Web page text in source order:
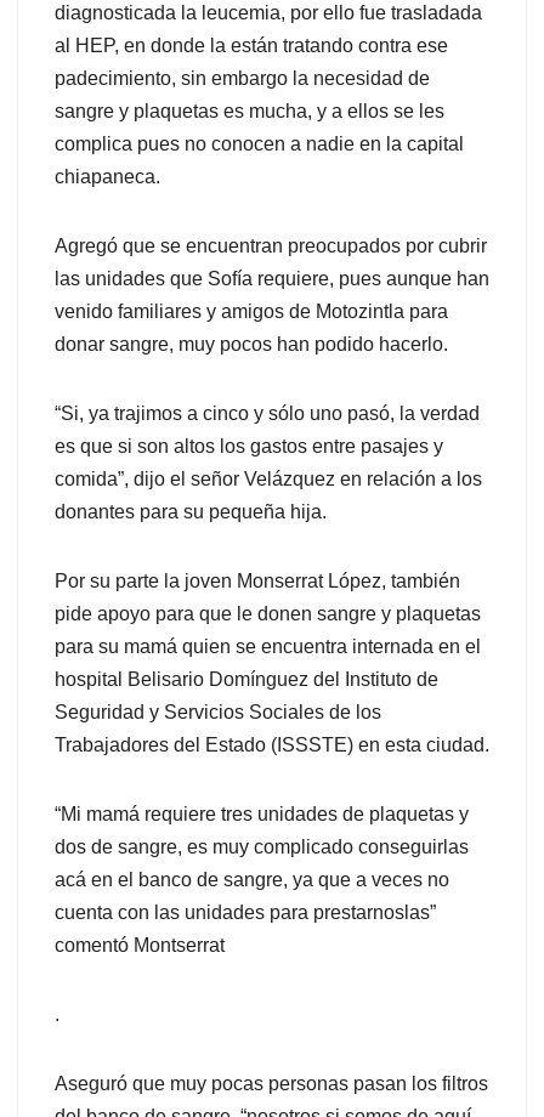
diagnosticada la leucemia, por ello fue trasladada
al HEP, en donde la están tratando contra ese
padecimiento, sin embargo la necesidad de
sangre y plaquetas es mucha, y a ellos se les
complica pues no conocen a nadie en la capital
chiapaneca.
Agregó que se encuentran preocupados por cubrir
las unidades que Sofía requiere, pues aunque han
venido familiares y amigos de Motozintla para
donar sangre, muy pocos han podido hacerlo.
“Si, ya trajimos a cinco y sólo uno pasó, la verdad
es que si son altos los gastos entre pasajes y
comida”, dijo el señor Velázquez en relación a los
donantes para su pequeña hija.
Por su parte la joven Monserrat López, también
pide apoyo para que le donen sangre y plaquetas
para su mamá quien se encuentra internada en el
hospital Belisario Domínguez del Instituto de
Seguridad y Servicios Sociales de los
Trabajadores del Estado (ISSSTE) en esta ciudad.
“Mi mamá requiere tres unidades de plaquetas y
dos de sangre, es muy complicado conseguirlas
acá en el banco de sangre, ya que a veces no
cuenta con las unidades para prestarnoslas”
comentó Montserrat
.
Aseguró que muy pocas personas pasan los filtros